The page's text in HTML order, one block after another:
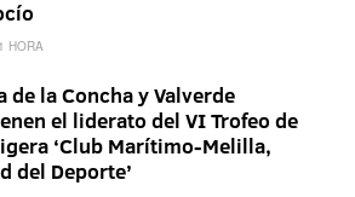
HORA
de la Concha y Valverde
el liderato del VI Trofeo de
‘Club Marítimo-Melilla,
del Deporte’